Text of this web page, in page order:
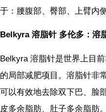
于：腰腹部、臀部、上臂内
Belkyra 溶脂针 多伦多：溶
Belkyra 溶脂针是世界上目
的局部减肥项目。溶脂针非
可以有效地去除双下巴、脸
皮多余脂肪、肚子多余脂肪